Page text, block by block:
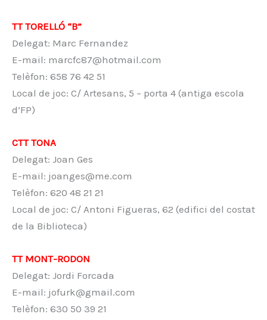
TT TORELLÓ “B”
Delegat: Marc Fernandez
E-mail: marcfc87@hotmail.com
Telèfon: 658 76 42 51
Local de joc: C/ Artesans, 5 – porta 4 (antiga escola
d’FP)
CTT TONA
Delegat: Joan Ges
E-mail: joanges@me.com
Telèfon: 620 48 21 21
Local de joc: C/ Antoni Figueras, 62 (edifici del costat
de la Biblioteca)
TT MONT-RODON
Delegat: Jordi Forcada
E-mail: jofurk@gmail.com
Telèfon: 630 50 39 21